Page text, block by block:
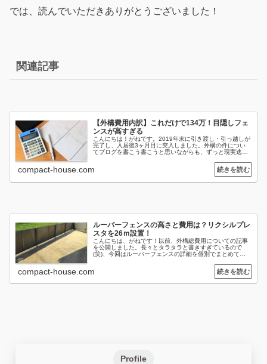
では、読んでいただきありがとうございました！
関連記事
【外構費用内訳】これだけで134万！目隠しフェ
ンスが高すぎる
こんにちは！がねです。2019年末に引き渡し・引っ越しが
完了し、入居後3ヶ月目に突入しました。外構の件につい
てブログを書こう書こうと思いながらも、ずっと現実逃避
compact-house.com
ルーバーフェンスの高さと費用は？リクシルプレ
スタを26ｍ設置！
こんにちは、がねです！以前、外構総費用についての記事
を公開しました。長々とタラタラと書きすぎているので
(笑)、今回はルーバーフェンスの詳細を個別でまとめてお
compact-house.com
Profile